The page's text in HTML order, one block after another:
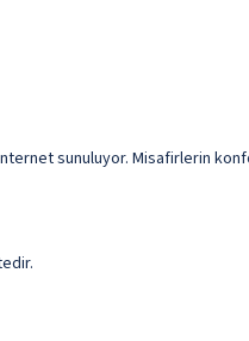
sunuluyor. Misafirlerin